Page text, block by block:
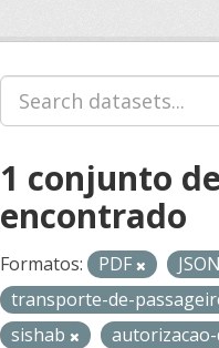
1 conjunto
encontrado
Formatos: PDF JSON
transporte-de-
sishab